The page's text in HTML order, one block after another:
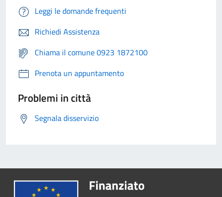
Leggi le domande frequenti
Richiedi Assistenza
Chiama il comune 0923 1872100
Prenota un appuntamento
Problemi in città
Segnala disservizio